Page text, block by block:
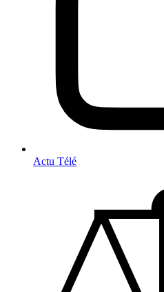
Actu Télé